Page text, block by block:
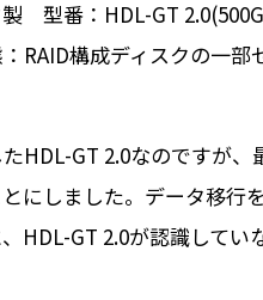
型番：HDL-GT
構成ディスクの一部
HDL-GT 2.0なのですが
にしました。データ移
HDL-GT 2.0が認識して